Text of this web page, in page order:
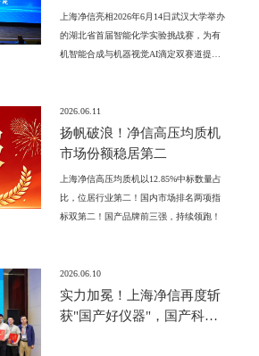
上海净信亮相2026年6月14日武汉大学举办
的湖北省首届智能化学实验挑战赛，为有
机智能合成与机器视觉AI滴定双赛道提供
学的融合创新。
2026.06.11
扬帆破浪！净信高压均质机
市场份额稳居第二
上海净信高压均质机以12.85%中标数量占
比，位居行业第二！国内市场排名两项指
标双第二！国产品牌前三强，持续领跑！
2026.06.10
实力加冕！上海净信再度斩
获"国产好仪器"，国产科研